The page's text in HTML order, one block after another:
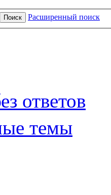
Поиск Расширенный поиск
ответов
темы